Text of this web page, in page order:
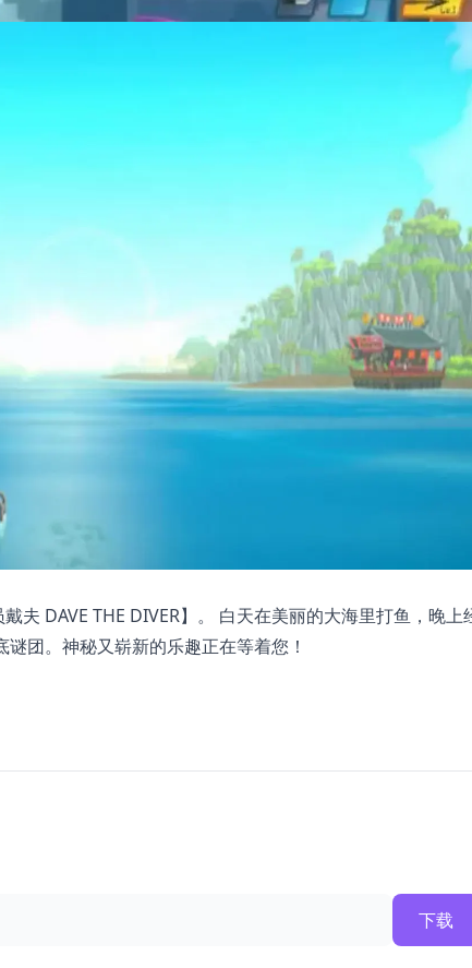
夫 DAVE THE DIVER】。 白天在美丽的大海里打鱼，晚上
团。神秘又崭新的乐趣正在等着您！
下载